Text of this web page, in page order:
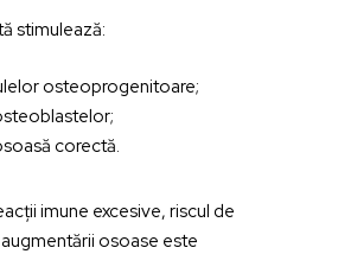
stimulează:
osteoprogenitoare;
corectă.
imune excesive, riscul de
osoase este